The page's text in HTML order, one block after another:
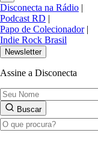
Disconecta na Rádio |
Podcast RD |
Papo de Colecionador |
Indie Rock Brasil
Newsletter
Assine a Disconecta
Buscar